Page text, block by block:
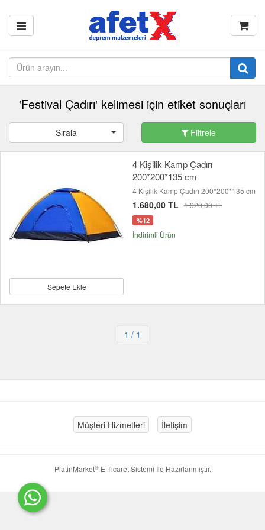
'Festival Çadırı' kelimesi için etiket sonuçları
Sırala Filtrele
Sepete Ekle
4 Kişilik Kamp Çadırı
200*200*135 cm
4 Kişilik Kamp Çadırı 200*200*135 cm
1.680,00 TL 1.920,00 TL
%12
İndirimli Ürün
1 / 1
Müşteri Hizmetleri İletişim
PlatinMarket®E-Ticaret Sistemi İle Hazırlanmıştır.